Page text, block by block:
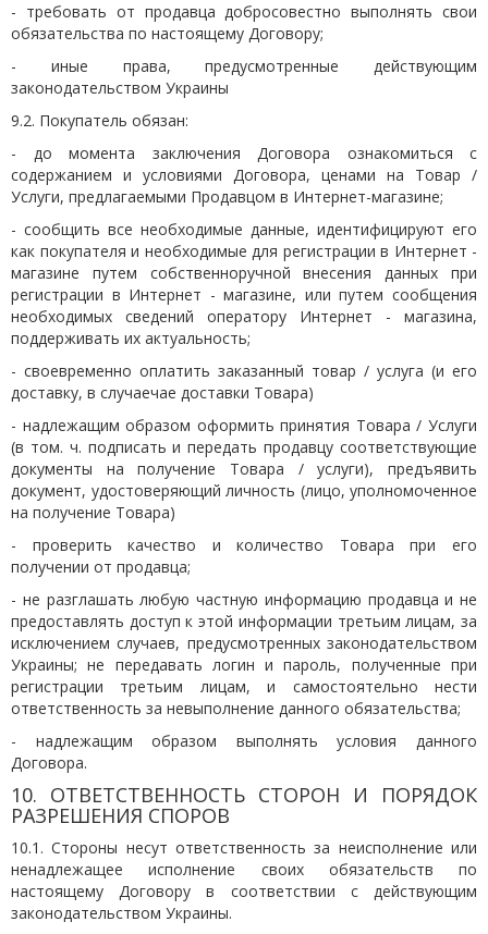
- требовать от продавца добросовестно выполнять свои
обязательства по настоящему Договору;
- иные права, предусмотренные действующим
законодательством Украины
9.2. Покупатель обязан:
- до момента заключения Договора ознакомиться с
содержанием и условиями Договора, ценами на Товар /
Услуги, предлагаемыми Продавцом в Интернет-магазине;
- сообщить все необходимые данные, идентифицируют его
как покупателя и необходимые для регистрации в Интернет -
магазине путем собственноручной внесения данных при
регистрации в Интернет - магазине, или путем сообщения
необходимых сведений оператору Интернет - магазина,
поддерживать их актуальность;
- своевременно оплатить заказанный товар / услуга (и его
доставку, в случаечае доставки Товара)
- надлежащим образом оформить принятия Товара / Услуги
(в том. ч. подписать и передать продавцу соответствующие
документы на получение Товара / услуги), предъявить
документ, удостоверяющий личность (лицо, уполномоченное
на получение Товара)
- проверить качество и количество Товара при его
получении от продавца;
- не разглашать любую частную информацию продавца и не
предоставлять доступ к этой информации третьим лицам, за
исключением случаев, предусмотренных законодательством
Украины; не передавать логин и пароль, полученные при
регистрации третьим лицам, и самостоятельно нести
ответственность за невыполнение данного обязательства;
- надлежащим образом выполнять условия данного
Договора.
10. ОТВЕТСТВЕННОСТЬ СТОРОН И ПОРЯДОК
РАЗРЕШЕНИЯ СПОРОВ
10.1. Стороны несут ответственность за неисполнение или
ненадлежащее исполнение своих обязательств по
настоящему Договору в соответствии с действующим
законодательством Украины.